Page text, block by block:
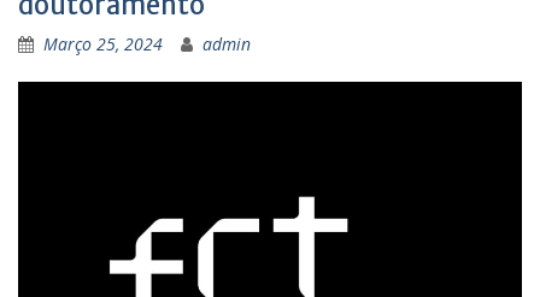
Março 25, 2024 admin